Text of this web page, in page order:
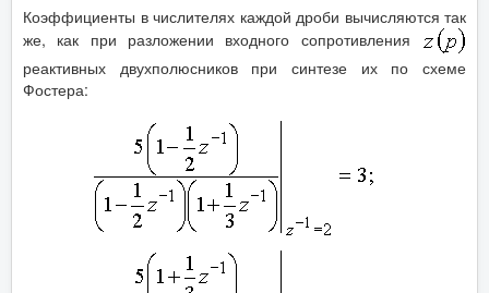
Коэффициенты в числителях каждой дроби вычисляются так
же, как при разложении входного сопротивления
реактивных двухполюсников при синтезе их по схеме
Фостера: